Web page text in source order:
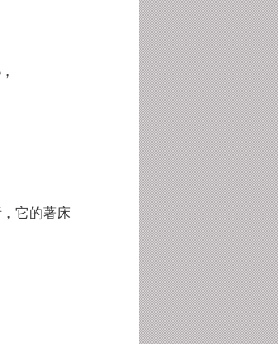
它的著床